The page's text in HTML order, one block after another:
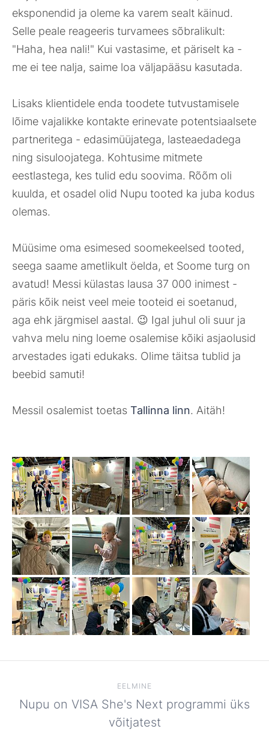
eksponendid ja oleme ka varem sealt käinud.
Selle peale reageeris turvamees sõbralikult:
"Haha, hea nali!" Kui vastasime, et päriselt ka -
me ei tee nalja, saime loa väljapääsu kasutada.
Lisaks klientidele enda toodete tutvustamisele
lõime vajalikke kontakte erinevate potentsiaalsete
partneritega - edasimüüjatega, lasteaedadega
ning sisuloojatega. Kohtusime mitmete
eestlastega, kes tulid edu soovima. Rõõm oli
kuulda, et osadel olid Nupu tooted ka juba kodus
olemas.
Müüsime oma esimesed soomekeelsed tooted,
seega saame ametlikult öelda, et Soome turg on
avatud! Messi külastas lausa 37 000 inimest -
päris kõik neist veel meie tooteid ei soetanud,
aga ehk järgmisel aastal. 😉 Igal juhul oli suur ja
vahva melu ning loeme osalemise kõiki asjaolusid
arvestades igati edukaks. Olime täitsa tublid ja
beebid samuti!
Messil osalemist toetas Tallinna linn. Aitäh!
EELMINE
Nupu on VISA She's Next programmi üks
võitjatest